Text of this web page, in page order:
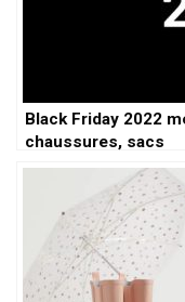
Black Friday 2022
chaussures, sacs